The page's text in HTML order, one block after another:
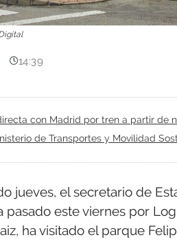
14:39
con Madrid por tren a partir de
de Transportes y Movilidad
jueves, el secretario de
pasado este viernes por
ha visitado el parque